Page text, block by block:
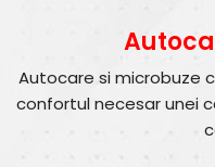
Autocare si microbuze
confortul necesar unei